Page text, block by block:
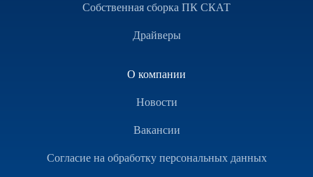
Собственная сборка ПК СКАТ
Драйверы
О компании
Новости
Вакансии
Согласие на обработку персональных данных